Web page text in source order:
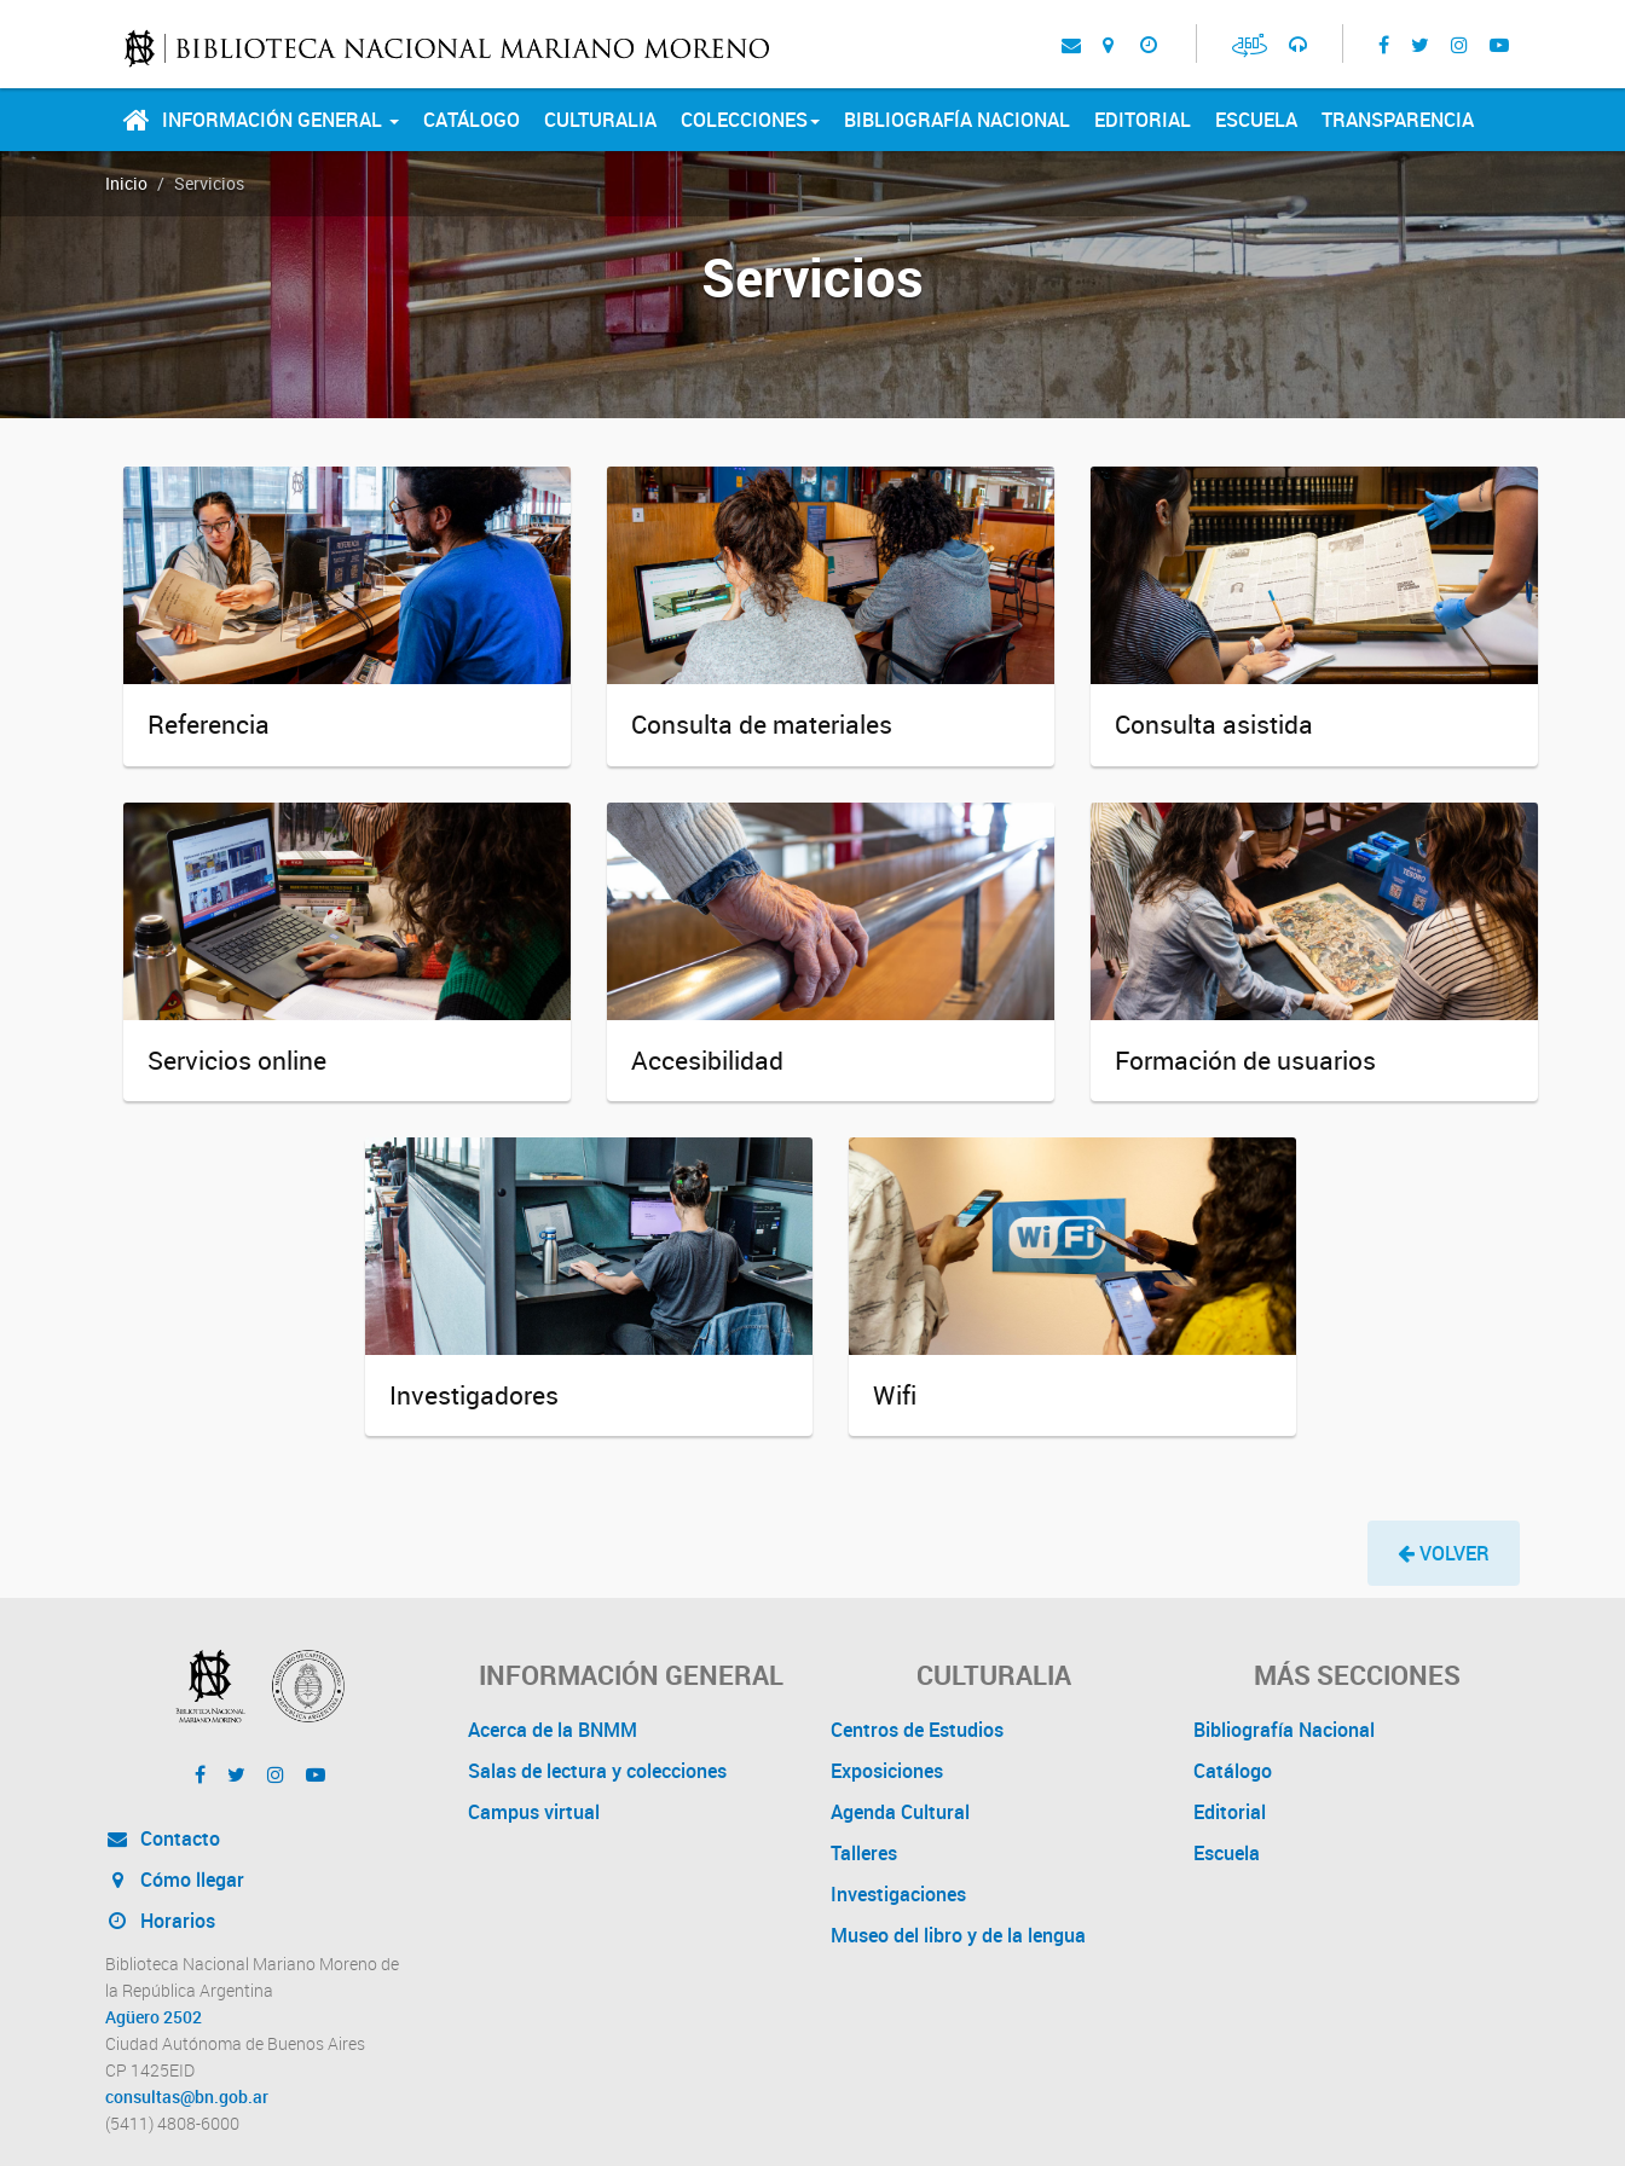
INFORMACIÓN GENERAL CATÁLOGO CULTURALIA COLECCIONES BIBLIOGRAFÍA NACIONAL EDITORIAL ESCUELA TRANSPARENCIA
Inicio Servicios
Servicios
Referencia Consulta de materiales Consulta asistida
Servicios online Accesibilidad Formación de usuarios
Investigadores Wifi
VOLVER
Contacto
Cómo llegar
Horarios
Biblioteca Nacional Mariano Moreno de
la República Argentina
Agüero 2502
Ciudad Autónoma de Buenos Aires
CP 1425EID
consultas@bn.gob.ar
(5411) 4808-6000
INFORMACIÓN GENERAL
Acerca de la BNMM
Salas de lectura y colecciones
Campus virtual
CULTURALIA
Centros de Estudios
Exposiciones
Agenda Cultural
Talleres
Investigaciones
Museo del libro y de la lengua
MÁS SECCIONES
Bibliografía Nacional
Catálogo
Editorial
Escuela